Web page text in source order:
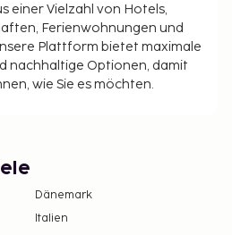
einer Vielzahl von Hotels,
Ferienwohnungen und
Plattform bietet maximale
nachhaltige Optionen, damit
wie Sie es möchten.
Dänemark
Italien